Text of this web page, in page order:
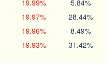
19.99% 5.84%
19.97% 28.44%
19.96% 8.49%
19.93% 31.42%